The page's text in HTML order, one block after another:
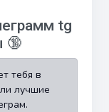
tg
🔞
тебя в
лучшие